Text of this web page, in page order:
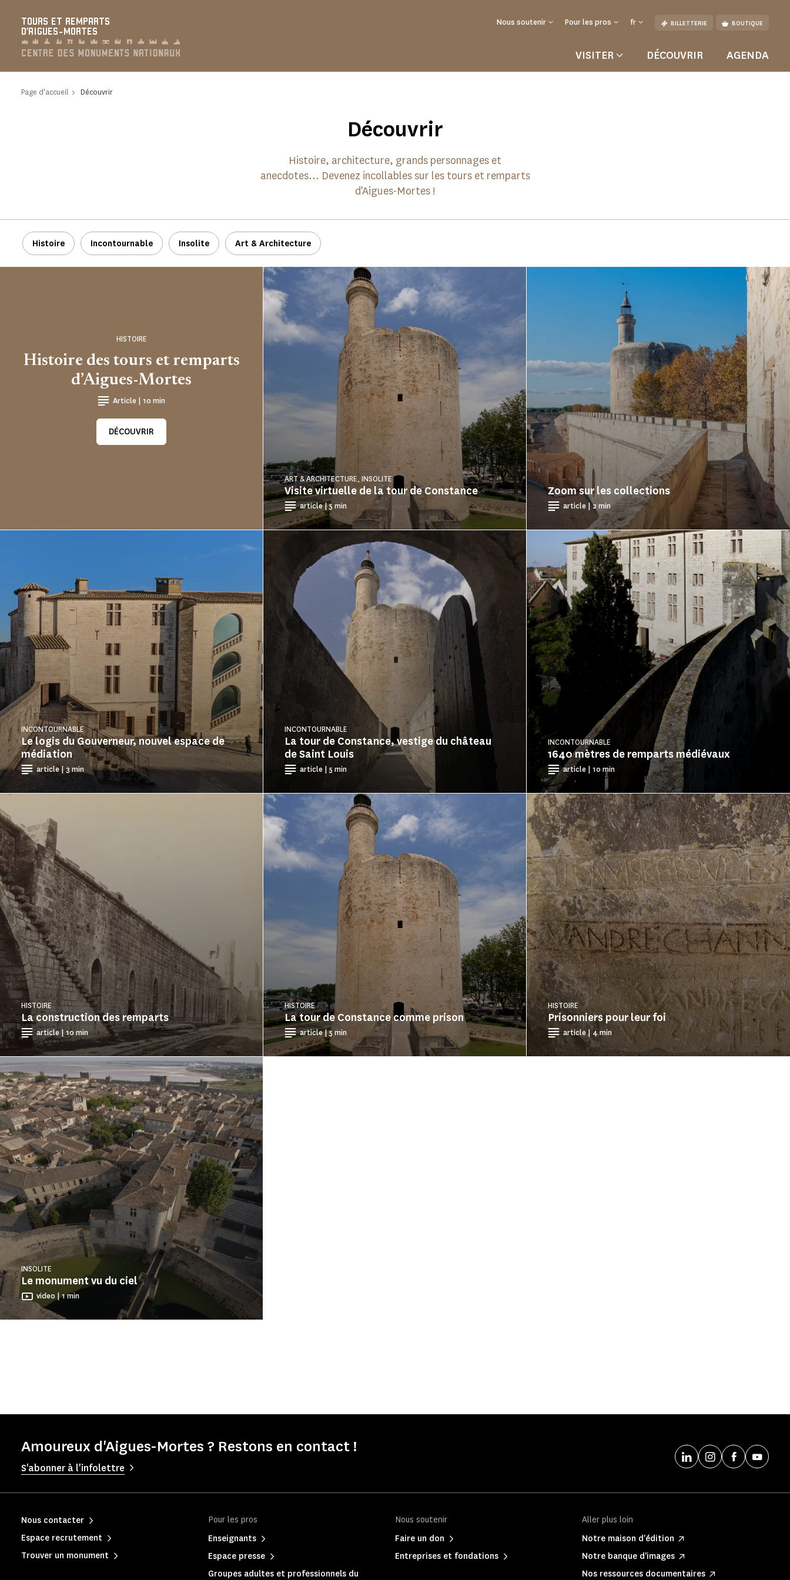
TOURS ET REMPARTS
D'AIGUES-MORTES
Nous soutenir Pour les pros fr BILLETTERIE BOUTIQUE
VISITER DÉCOUVRIR AGENDA
Page d'accueil Découvrir
Découvrir
Histoire, architecture, grands personnages et
anecdotes... Devenez incollables sur les tours et remparts
d'Aigues-Mortes !
Histoire Incontournable Insolite Art & Architecture
Histoire des tours et remparts
d’Aigues-Mortes
HISTOIRE
Article | 10 min
DÉCOUVRIR
Visite virtuelle de la tour de Constance
ART & ARCHITECTURE, INSOLITE
article | 5 min
Zoom sur les collections
article | 2 min
Le logis du Gouverneur, nouvel espace de
médiation
INCONTOURNABLE
article | 3 min
La tour de Constance, vestige du château
de Saint Louis
INCONTOURNABLE
article | 5 min
1640 mètres de remparts médiévaux
INCONTOURNABLE
article | 10 min
La construction des remparts
HISTOIRE
article | 10 min
La tour de Constance comme prison
HISTOIRE
article | 5 min
Prisonniers pour leur foi
HISTOIRE
article | 4 min
Le monument vu du ciel
INSOLITE
video | 1 min
Amoureux d'Aigues-Mortes ? Restons en contact !
S'abonner à l'infolettre
Pour les pros
Enseignants
Espace presse
Groupes adultes et professionnels du
Nous soutenir
Faire un don
Entreprises et fondations
Aller plus loin
Notre maison d'édition
Notre banque d'images
Nos ressources documentaires
Nous contacter
Espace recrutement
Trouver un monument